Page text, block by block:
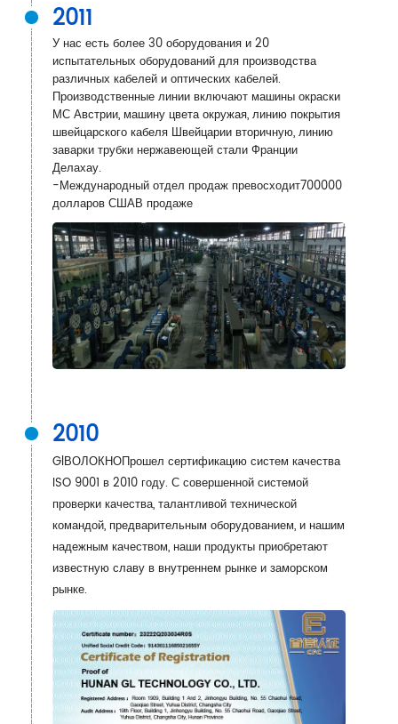
2011
У нас есть более 30 оборудования и 20
испытательных оборудований для производства
различных кабелей и оптических кабелей.
Производственные линии включают машины окраски
МС Австрии, машину цвета окружая, линию покрытия
швейцарского кабеля Швейцарии вторичную, линию
заварки трубки нержавеющей стали Франции
Делахау.
-Международный отдел продаж превосходит700000
долларов СШАВ продаже
2010
GlВОЛОКНОПрошел сертификацию систем качества
ISO 9001 в 2010 году. С совершенной системой
проверки качества, талантливой технической
командой, предварительным оборудованием, и нашим
надежным качеством, наши продукты приобретают
известную славу в внутреннем рынке и заморском
рынке.